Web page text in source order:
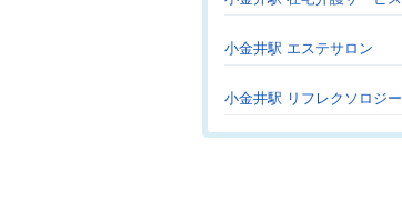
小金井駅 エステサロン
小金井駅 リフレクソロジー